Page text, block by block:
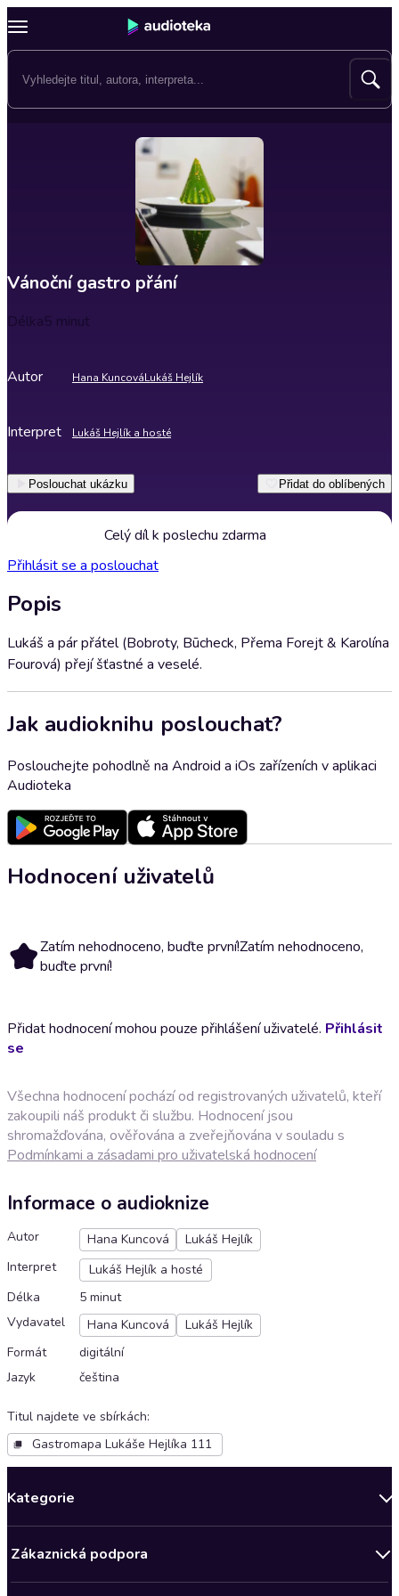
Vánoční gastro přání
Délka5 minut
Autor Hana KuncováLukáš Hejlík
Interpret Lukáš Hejlík a hosté
Poslouchat ukázku Přidat do oblíbených
Celý díl k poslechu zdarma
Přihlásit se a poslouchat
Popis
Lukáš a pár přátel (Bobroty, Būcheck, Přema Forejt & Karolína
Fourová) přejí šťastné a veselé.
Jak audioknihu poslouchat?
Poslouchejte pohodlně na Android a iOs zařízeních v aplikaci
Audioteka
Hodnocení uživatelů
Zatím nehodnoceno, buďte první!Zatím nehodnoceno,
buďte první!
Přidat hodnocení mohou pouze přihlášení uživatelé. Přihlásit
se
Všechna hodnocení pochází od registrovaných uživatelů, kteří
zakoupili náš produkt či službu. Hodnocení jsou
shromažďována, ověřována a zveřejňována v souladu s
Podmínkami a zásadami pro uživatelská hodnocení
Informace o audioknize
Autor Hana Kuncová
Lukáš Hejlík
Interpret
Lukáš Hejlík a hosté
Délka
5 minut
Vydavatel
Hana Kuncová
Lukáš Hejlík
Formát
digitální
Jazyk
čeština
Titul najdete ve sbírkách:
Gastromapa Lukáše Hejlíka 111
Kategorie
Bestsellery měsíce
Zákaznická podpora